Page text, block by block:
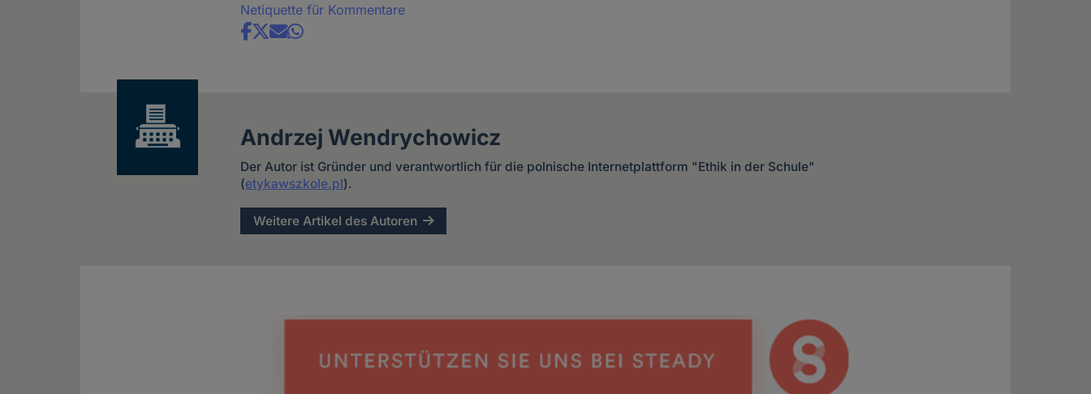
Netiquette für Kommentare
Share
Andrzej Wendrychowicz
Der Autor ist Gründer und verantwortlich für die polnische Internetplattform "Ethik in der Schule"
(etykawszkole.pl).
Weitere Artikel des Autoren